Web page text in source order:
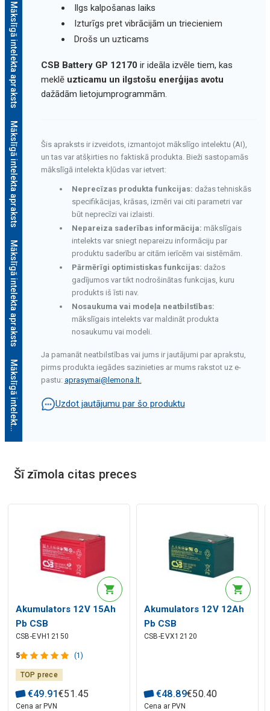
Mākslīgā intelekta apraksts
Mākslīgā intelekta apraksts
Mākslīgā intelekta apraksts
M
ā
k
s
l
ī
g
ā
i
n
t
e
l
e
k
t
a
a
p
r
a
k
s
t
s
Mākslīgā intelekta apraksts
Mākslīgā intelekta apraksts
Ilgs kalpošanas laiks
Izturīgs pret vibrācijām un triecieniem
Drošs un uzticams
CSB Battery GP 12170 ir ideāla izvēle tiem, kas
meklē uzticamu un ilgstošu enerģijas avotu
dažādām lietojumprogrammām.
Šis apraksts ir izveidots, izmantojot mākslīgo intelektu (AI),
un tas var atšķirties no faktiskā produkta. Bieži sastopamās
mākslīgā intelekta kļūdas var ietvert:
Neprecīzas produkta funkcijas: dažas tehniskās
specifikācijas, krāsas, izmēri vai citi parametri var
būt neprecīzi vai izlaisti.
Nepareiza saderības informācija: mākslīgais
intelekts var sniegt nepareizu informāciju par
produktu saderību ar citām ierīcēm vai sistēmām.
Pārmērīgi optimistiskas funkcijas: dažos
gadījumos var tikt nodrošinātas funkcijas, kuru
produkts iš īsti nav.
Nosaukuma vai modeļa neatbilstības:
mākslīgais intelekts var maldināt produkta
nosaukumu vai modeli.
Ja pamanāt neatbilstības vai jums ir jautājumi par aprakstu,
pirms produkta iegādes sazinieties ar mums rakstot uz e-
pastu: aprasymai@lemona.lt.
Uzdot jautājumu par šo produktu
Šī zīmola citas preces
Akumulators 12V 15Ah
Pb CSB
CSB-EVH12150
5 (1)
TOP prece
€49.91€51.45
Cena ar PVN
Akumulators 12V 12Ah
Pb CSB
CSB-EVX12120
€48.89€50.40
Cena ar PVN